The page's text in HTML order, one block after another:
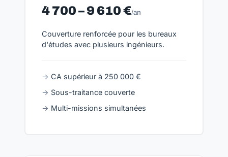
4 700 – 9 610 €/an
Couverture renforcée pour les bureaux
d'études avec plusieurs ingénieurs.
CA supérieur à 250 000 €
Sous-traitance couverte
Multi-missions simultanées